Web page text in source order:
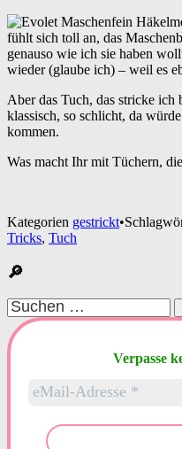
fühlt sich toll an, das
genauso wie ich sie haben
wieder (glaube ich) – weil es
Aber das Tuch, das stricke
klassisch, so schlicht, da
kommen.
Was macht Ihr mit Tüchern,
Kategorien gestrickt•
Tricks, Tuch
🔎
Suchen
nach:
Verpasse